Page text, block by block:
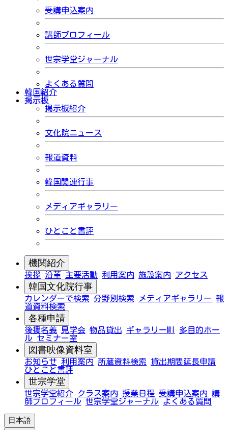
受講申込案内
講師プロフィール
世宗学堂ジャーナル
よくある質問
韓国紹介
掲示板
掲示板紹介
文化院ニュース
報道資料
韓国関連行事
メディアギャラリー
ひとこと書評
機関紹介
挨拶 沿革 主要活動 利用案内 施設案内 アクセス
韓国文化院行事
カレンダーで検索 分野別検索 メディアギャラリー 報
道資料検索
各種申請
後援名義 見学会 物品貸出 ギャラリーMI
多目的ホー
ル セミナー室
図書映像資料室
お知らせ 利用案内 所蔵資料検索
貸出期間延長申請
ひとこと書評
世宗学堂
世宗学堂紹介 クラス案内 授業日程 受講申込案内 講
師プロフィール 世宗学堂ジャーナル よくある質問
日本語